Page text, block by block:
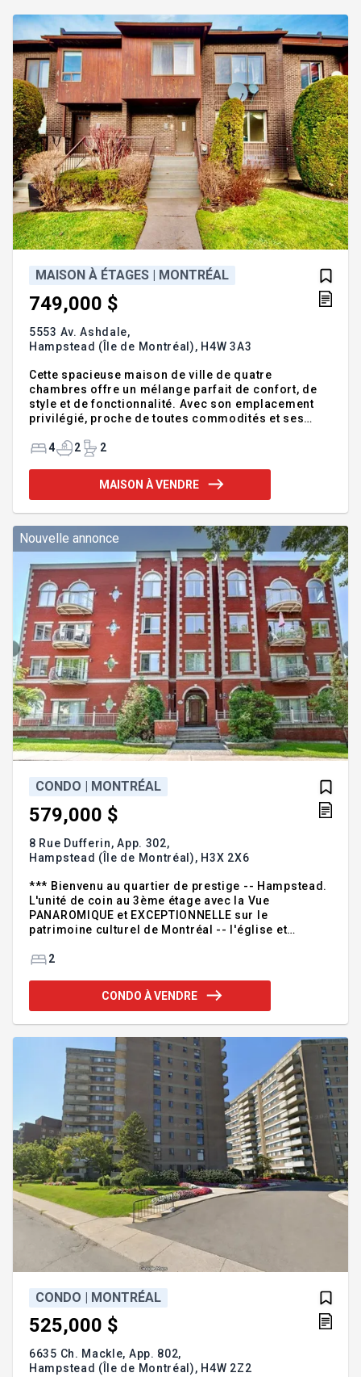
MAISON À ÉTAGES | MONTRÉAL
749,000 $
5553 Av. Ashdale,
Hampstead (Île de Montréal), H4W 3A3
Cette spacieuse maison de ville de quatre
chambres offre un mélange parfait de confort, de
style et de fonctionnalité. Avec son emplacement
privilégié, proche de toutes commodités et ses
suffisamment d'espace pour la vie familiale. Le
rez-de-chaussée présente un aménagement à aire
ouverte, avec un salon chaleureux baigné de
lumière naturelle et une cuisine spacieuse qui
généreuses. La chambre principale est un véritable
refuge avec un dressing et une salle de bain
4 2 2
MAISON À VENDRE
Nouvelle annonce
CONDO | MONTRÉAL
579,000 $
8 Rue Dufferin, App. 302,
Hampstead (Île de Montréal), H3X 2X6
*** Bienvenu au quartier de prestige -- Hampstead.
L'unité de coin au 3ème étage avec la Vue
PANAROMIQUE et EXCEPTIONNELLE sur le
patrimoine culturel de Montréal -- l'église et
parfaitement éclairé grâce aux immenses fenêtres
coucher et les deux salles de bain complètes vous
offrent le confort absolu. Le climatiseur central et
magasins et restaurants, le métro sont à distance
de marche. Le choix des autoroutes: 15,13
2
CONDO À VENDRE
CONDO | MONTRÉAL
525,000 $
6635 Ch. Mackle, App. 802,
Hampstead (Île de Montréal), H4W 2Z2